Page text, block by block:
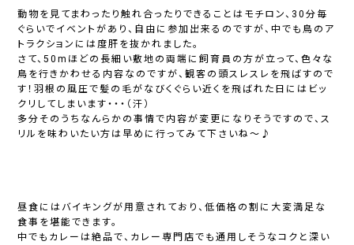
動物を見てまわったり触れ合ったりできることはモチロン、30分毎
ぐらいでイベントがあり、自由に参加出来るのですが、中でも鳥のア
トラクションには度肝を抜かれました。
さて、50mほどの長細い敷地の両端に飼育員の方が立って、色々な
鳥を行きかわせる内容なのですが、観客の頭スレスレを飛ばすので
す！羽根の風圧で髪の毛がなびくぐらい近くを飛ばれた日にはビッ
クリしてしまいます・・・（汗）
多分そのうちなんらかの事情で内容が変更になりそうですので、ス
リルを味わいたい方は早めに行ってみて下さいね～♪
昼食にはバイキングが用意されており、低価格の割に大変満足な
食事を堪能できます。
中でもカレーは絶品で、カレー専門店でも通用しそうなコクと深い